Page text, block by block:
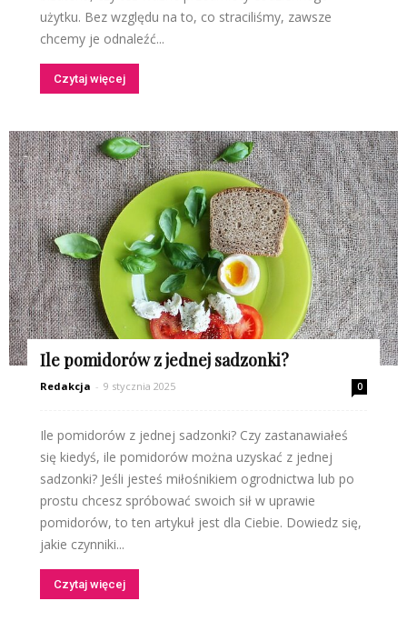
użytku. Bez względu na to, co straciliśmy, zawsze
chcemy je odnaleźć...
Czytaj więcej
Ile pomidorów z jednej sadzonki?
Redakcja - 9 stycznia 2025 0
Ile pomidorów z jednej sadzonki? Czy zastanawiałeś
się kiedyś, ile pomidorów można uzyskać z jednej
sadzonki? Jeśli jesteś miłośnikiem ogrodnictwa lub po
prostu chcesz spróbować swoich sił w uprawie
pomidorów, to ten artykuł jest dla Ciebie. Dowiedz się,
jakie czynniki...
Czytaj więcej